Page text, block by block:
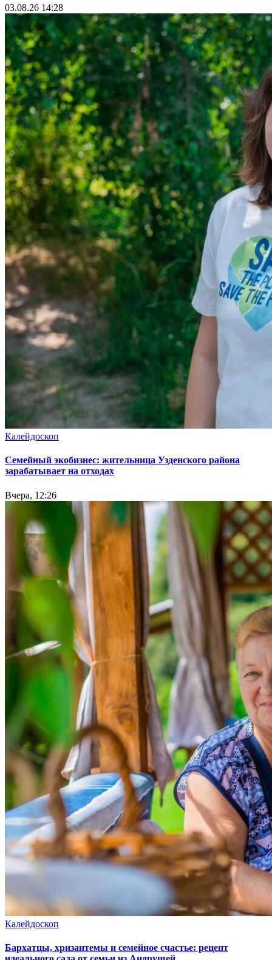
03.08.26 14:28
Калейдоскоп
Семейный экобизнес: жительница Узденского района
зарабатывает на отходах
Вчера, 12:26
Калейдоскоп
Бархатцы, хризантемы и семейное счастье: рецепт